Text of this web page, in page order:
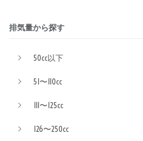
排気量から探す
50cc以下
51〜110cc
111〜125cc
126〜250cc